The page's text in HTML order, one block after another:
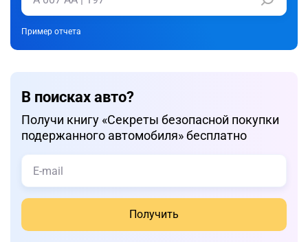
Пример отчета
В поисках авто?
Получи книгу «Cекреты безопасной покупки
подержанного автомобиля» бесплатно
Получить